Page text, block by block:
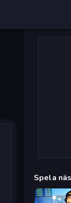
Spela